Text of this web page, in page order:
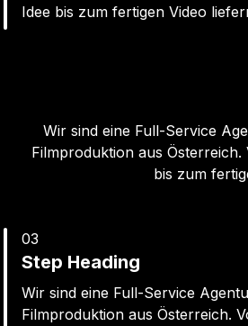
Idee bis zum fertigen Video
Wir sind eine Full-Service
Filmproduktion aus Österreich.
bis zum
03
Step Heading
Wir sind eine Full-Service
Filmproduktion aus Österreich.